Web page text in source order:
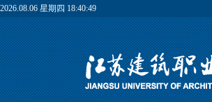
2026.08.06 星期四 18:40:49